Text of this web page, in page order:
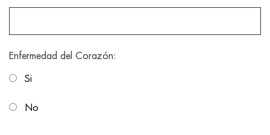
Enfermedad del Corazón:
Si
No